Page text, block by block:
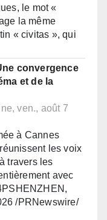
le mot «
la même
« civitas », qui
convergence
et de la
ven., août 7
à Cannes
les voix
travers les
avec
/PRNewswire/